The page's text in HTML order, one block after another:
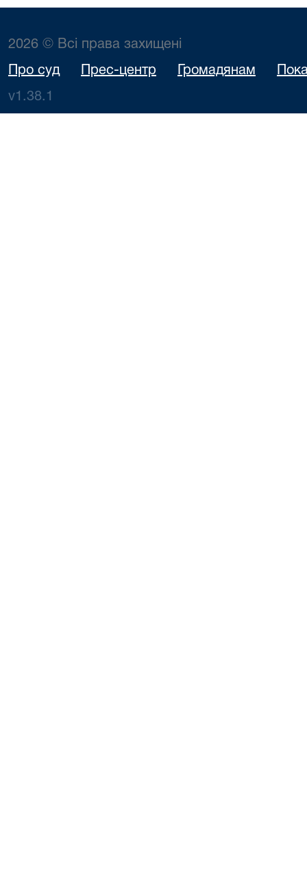
2026 © Всі права захищені
Про суд Прес-центр Громадянам
v1.38.1